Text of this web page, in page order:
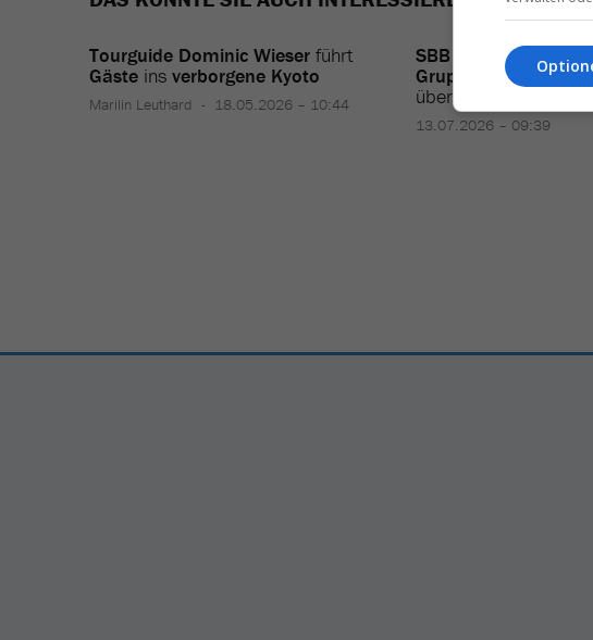
Tourguide Dominic Wieser führt
Gäste ins verborgene Kyoto
Marilin Leuthard 18.05.2026 – 10:44
SBB lagert
Gruppenreisenaus:
übernimmt
13.07.2026 – 09:39